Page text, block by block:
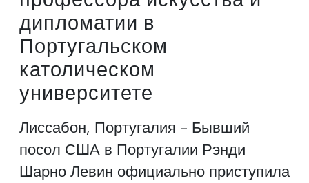
дипломатии в
Португальском
католическом
университете
Лиссабон, Португалия - Бывший
посол США в Португалии Рэнди
Шарно Левин официально приступила